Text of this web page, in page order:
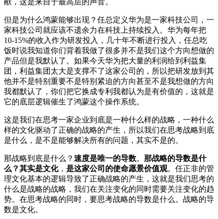
献，这是来自于最高层的声音。
但是为什么鸿蒙能够出现？任总定义华为是一家科技公司，一
家科技公司就应该不遗余力在科技上持续投入。华为每年把
10-15%的收入作为研发投入，几十年不断进行投入，任总吃
饭时说我知道你们背着我做了很多并不是我们这个方向想做的
产品但是我默认了。如果今天华为把大量的利润给到利益集
团，利益集团太大是支撑不了这家公司的，所以把研发放到其
他并不是特别重要不是特别紧迫的方向甚至不是我想做的方向
我都默认了，你们把它换成专利我都认为是有价值的，这就是
它的底层逻辑催生了鸿蒙这个操作系统。
这是我们在思考一家企业到底是一种什么样的战略，一种什么
样的文化驱动了正确的战略的产生，所以我们在思考战略到底
是什么，是不是能够解决所有的问题，其实不是的。
那战略到底是什么？ 速度是唯一的导数。 那战略的导数是什
么？其实是文化， 是这家公司的使命愿景价值观。任正非的管
理文化基本的逻辑导致了正确战略的产生，这就是我们思考的
什么是战略的战略，我们在关注变化的同时需要关注变化的趋
势。在思考战略的同时，要思考战略的导数是什么。战略的导
数是文化。